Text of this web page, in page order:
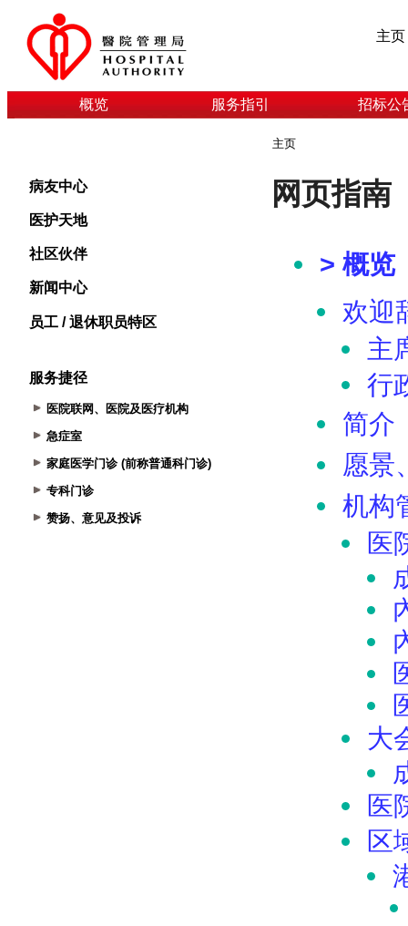
主页
概览 服务指引 招标公
病友中心
医护天地
社区伙伴
新闻中心
员工 / 退休职员特区
服务捷径
医院联网、医院及医疗机构
急症室
家庭医学门诊 (前称普通科门诊)
专科门诊
赞扬、意见及投诉
主页